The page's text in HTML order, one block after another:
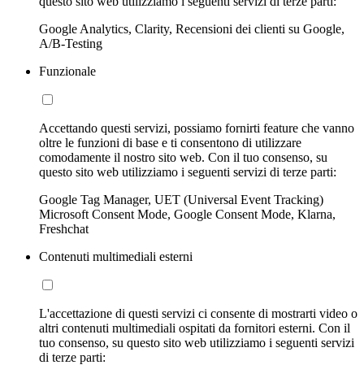
Google Analytics, Clarity, Recensioni dei clienti su Google,
A/B-Testing
Funzionale
Accettando questi servizi, possiamo fornirti feature che vanno
oltre le funzioni di base e ti consentono di utilizzare
comodamente il nostro sito web. Con il tuo consenso, su
questo sito web utilizziamo i seguenti servizi di terze parti:
Google Tag Manager, UET (Universal Event Tracking)
Microsoft Consent Mode, Google Consent Mode, Klarna,
Freshchat
Contenuti multimediali esterni
L'accettazione di questi servizi ci consente di mostrarti video o
altri contenuti multimediali ospitati da fornitori esterni. Con il
tuo consenso, su questo sito web utilizziamo i seguenti servizi
di terze parti: